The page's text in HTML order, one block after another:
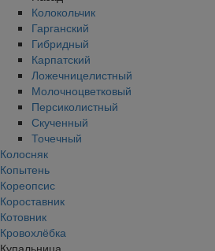
Колокольчик
Гарганский
Гибридный
Карпатский
Ложечницелистный
Молочноцветковый
Персиколистный
Скученный
Точечный
Колосняк
Копытень
Кореопсис
Короставник
Котовник
Кровохлёбка
Купальница